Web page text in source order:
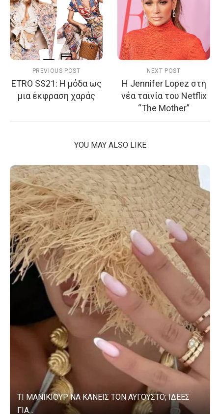
PREVIOUS POST
ETRO SS21: Η μόδα ως
μια έκφραση χαράς
NEXT POST
Η Jennifer Lopez στη
νέα ταινία του Netflix
“The Mother”
YOU MAY ALSO LIKE
ΤΙ ΜΑΝΙΚΙΟΥΡ ΝΑ ΚΑΝΕΙΣ ΤΟΝ ΑΥΓΟΥΣΤΟ; ΙΔΕΕΣ
ΓΙΑ...